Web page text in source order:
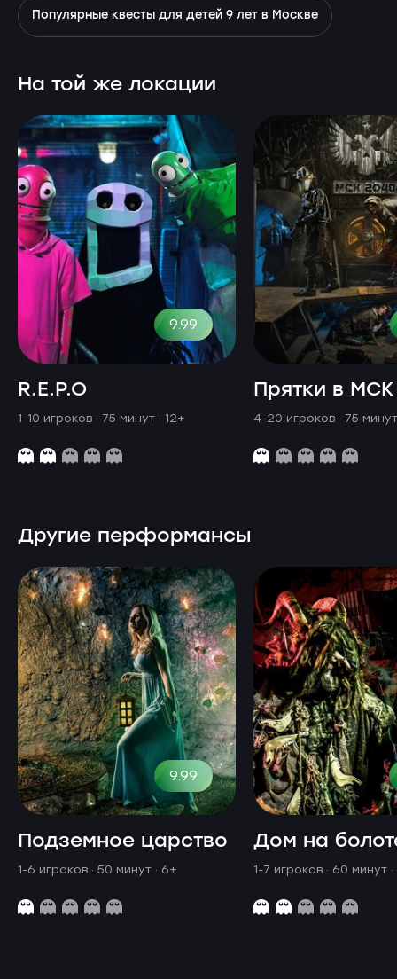
Популярные квесты для детей 9 лет в Москве
На той же локации
9.99
R.E.P.O
1-10 игроков · 75 минут · 12+
Прятки в
4-20 игроков · 75
Другие перформансы
9.99
Подземное царство
1-6 игроков · 50 минут · 6+
Дом на
1-7 игроков · 60 минут